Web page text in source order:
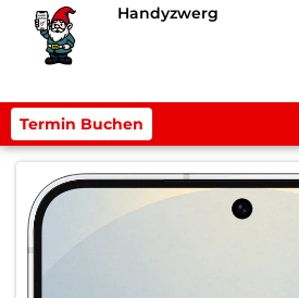
Handyzwerg
Termin Buchen